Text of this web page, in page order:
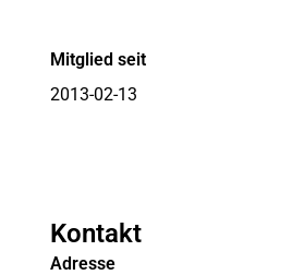
Mitglied seit
2013-02-13
Kontakt
Adresse